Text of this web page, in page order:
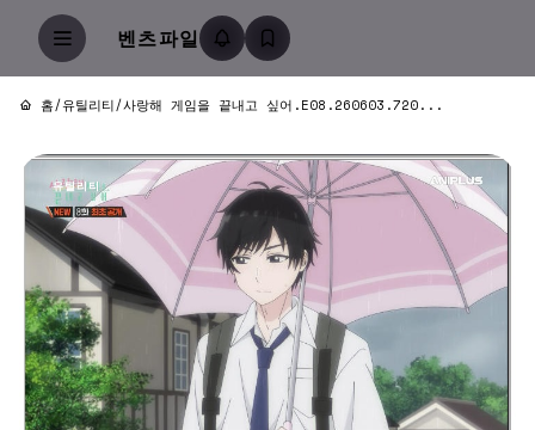
벤츠파일
홈/유틸리티/사랑해 게임을 끝내고 싶어.E08.260603.720...
유틸리티